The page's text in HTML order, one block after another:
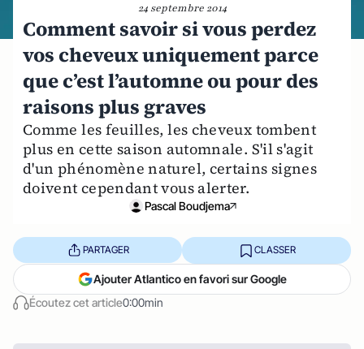
24 septembre 2014
Comment savoir si vous perdez
vos cheveux uniquement parce
que c’est l’automne ou pour des
raisons plus graves
Comme les feuilles, les cheveux tombent
plus en cette saison automnale. S'il s'agit
d'un phénomène naturel, certains signes
doivent cependant vous alerter.
Pascal Boudjema
Écoutez cet article0:00min
PARTAGER CLASSER
Ajouter Atlantico en favori sur Google